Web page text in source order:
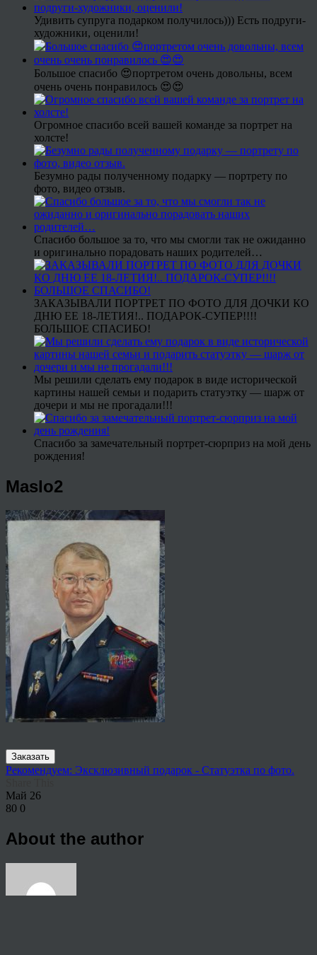
Удивить супруга подарком получилось))) Есть подруги-
художники, оценили!
Большое спасибо 😍портретом очень довольны, всем
очень очень понравилось 😍😍
Огромное спасибо всей вашей команде за портрет на
холсте!
Безумно рады полученному подарку — портрету по
фото, видео отзыв.
Спасибо большое за то, что мы смогли так не ожиданно
и оригинально порадовать наших родителей…
ЗАКАЗЫВАЛИ ПОРТРЕТ ПО ФОТО ДЛЯ ДОЧКИ КО
ДНЮ ЕЕ 18-ЛЕТИЯ!.. ПОДАРОК-СУПЕР!!!!
БОЛЬШОЕ СПАСИБО!
Мы решили сделать ему подарок в виде исторической
картины нашей семьи и подарить статуэтку — шарж от
дочери и мы не прогадали!!!
Спасибо за замечательный портрет-сюрприз на мой день
рождения!
Maslo2
Заказать
Рекомендуем: Эксклюзивный подарок - Статуэтка по фото.
Май 26
80 0
About the author